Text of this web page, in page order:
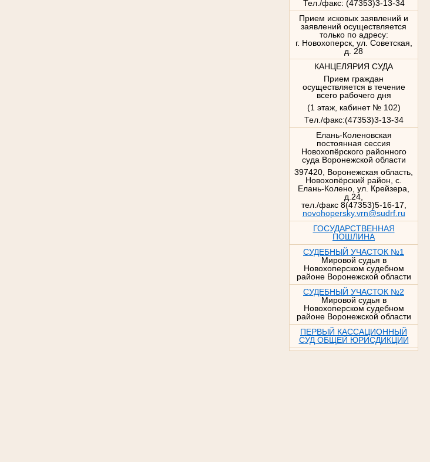
Тел./факс: (47353)3-13-34
Прием исковых заявлений и
заявлений осуществляется
только по адресу:
г. Новохоперск, ул. Советская,
д. 28
КАНЦЕЛЯРИЯ СУДА
Прием граждан
осуществляется в течение
всего рабочего дня
(1 этаж, кабинет № 102)
Тел./факс:(47353)3-13-34
Елань-Коленовская
постоянная сессия
Новохопёрского районного
суда Воронежской области
397420, Воронежская область,
Новохопёрский район, с.
Елань-Колено, ул. Крейзера,
д.24,
тел./факс 8(47353)5-16-17,
novohopersky.vrn@sudrf.ru
ГОСУДАРСТВЕННАЯ
ПОШЛИНА
СУДЕБНЫЙ УЧАСТОК №1
Мировой судья в
Новохоперском судебном
районе Воронежской области
СУДЕБНЫЙ УЧАСТОК №2
Мировой судья в
Новохоперском судебном
районе Воронежской области
ПЕРВЫЙ КАССАЦИОННЫЙ
СУД ОБЩЕЙ ЮРИСДИКЦИИ